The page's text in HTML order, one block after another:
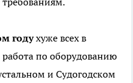
годухуже всех в
по оборудованию
и Судогодском